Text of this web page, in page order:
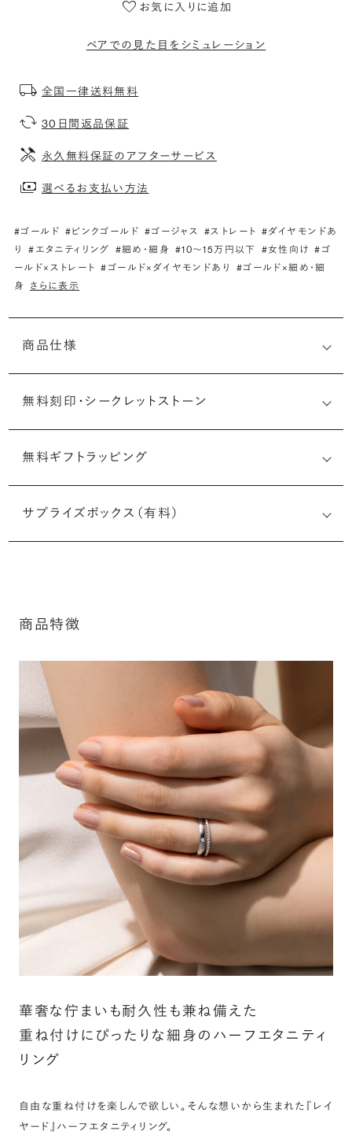
お気に入りに追加
ペアでの見た目をシミュレーション
全国一律送料無料
30日間返品保証
永久無料保証のアフターサービス
選べるお支払い方法
#ゴールド #ピンクゴールド #ゴージャス #ストレート #ダイヤモンドあ
り
#エタニティリング #細め・細身 #10〜15万円以下 #女性向け
#ゴ
ールド×ストレート #ゴールド×ダイヤモンドあり
#ゴールド×細め・細
身
さらに表示
商品仕様
アフターサービス詳細
無料刻印・ シークレットストーン
ルなメッセージを無料で刻印することができます。注文前だ
けでなく購入後の刻印も、リングに初めて施す初回の刻印
シークレットストーン：指輪の内側に留める宝石のこ
と
指輪の内側に、誕生石やピンクダイヤモンドなど、お好みの
宝石を選んでセッティングすることができます。ショッピング
カート画面で、お好みの宝石をお選びください (有料)。
詳しく見る
無料ギフトラッピング
サプライズボックス（有料）
商品特徴
華奢な佇まいも耐久性も兼ね備えた
重ね付けにぴったりな細身のハーフエタニティ
リング
自由な重ね付けを楽しんで欲しい。そんな想いから生まれた『レイ
ヤード』ハーフエタニティリング。